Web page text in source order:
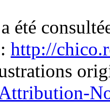
été
http://